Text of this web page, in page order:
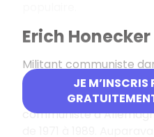
JE M’INSCRIS
Erich Honecker
Militant communiste
la persécution et la
la guerre, devenu le
communiste